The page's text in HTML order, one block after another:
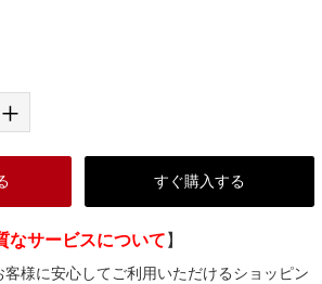
+
すぐ購入する
なサービスについて 】
様に安心してご利用いただけるショッピン